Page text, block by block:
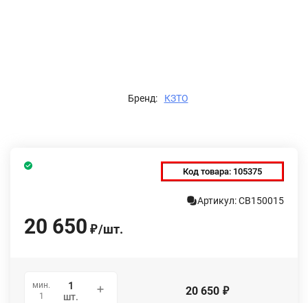
Бренд: КЗТО
Код товара: 105375
Артикул: СВ150015
20 650 ₽/шт.
мин.
1
шт. 20 650 ₽